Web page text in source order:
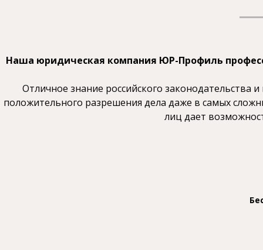
Наша юридическая компания ЮР-Профиль
Отличное знание российского
положительного разрешения дела даже в самых
лиц дает